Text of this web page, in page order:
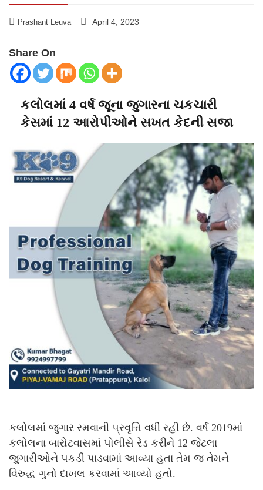
Prashant Leuva April 4, 2023
Share On
કલોલમાં 4 વર્ષ જૂના જુગારના ચકચારી
કેસમાં 12 આરોપીઓને સખત કેદની સજા
કલોલમાં જુગાર રમવાની પ્રવૃત્તિ વધી રહી છે. વર્ષ 2019માં
કલોલના બારોટવાસમાં પોલીસે રેડ કરીને 12 જેટલા
જુગારીઓને પકડી પાડવામાં આવ્યા હતા તેમ જ તેમને
વિરુદ્ધ ગુનો દાખલ કરવામાં આવ્યો હતો.